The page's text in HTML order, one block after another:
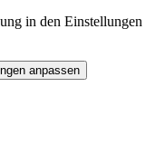
in den Einstellungen
anpassen